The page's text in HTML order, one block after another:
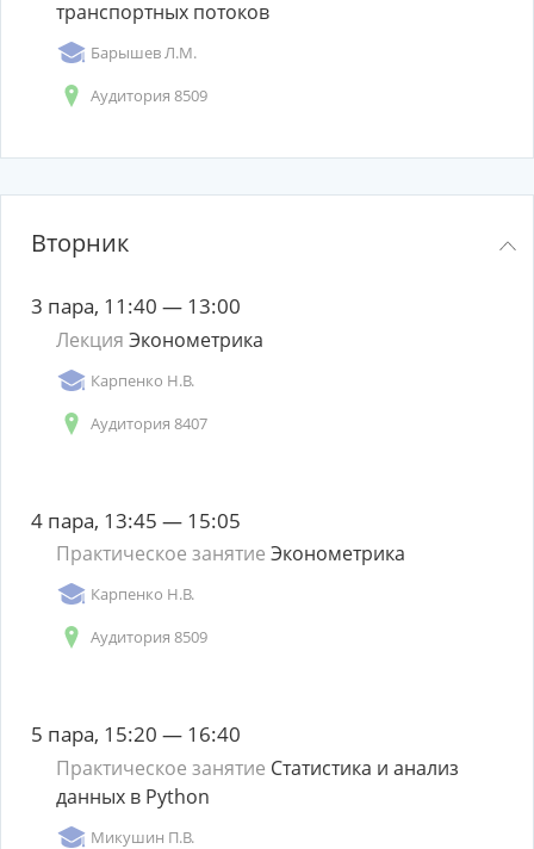
транспортных потоков
Барышев Л.М.
Аудитория 8509
Вторник
3 пара, 11:40 — 13:00
Лекция Эконометрика
Карпенко Н.В.
Аудитория 8407
4 пара, 13:45 — 15:05
Практическое занятие Эконометрика
Карпенко Н.В.
Аудитория 8509
5 пара, 15:20 — 16:40
Практическое занятие Статистика и анализ
данных в Python
Микушин П.В.